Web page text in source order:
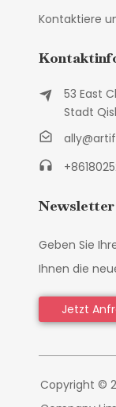
Kontaktiere
53 East
Stadt
Newsletter
Geben Sie
Ihnen die
Jetzt
Copyright ©